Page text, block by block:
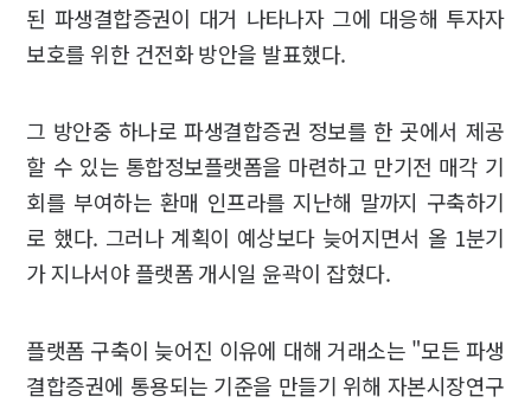
된 파생결합증권이 대거 나타나자 그에 대응해 투자자
보호를 위한 건전화 방안을 발표했다.
그 방안중 하나로 파생결합증권 정보를 한 곳에서 제공
할 수 있는 통합정보플랫폼을 마련하고 만기전 매각 기
회를 부여하는 환매 인프라를 지난해 말까지 구축하기
로 했다. 그러나 계획이 예상보다 늦어지면서 올 1분기
가 지나서야 플랫폼 개시일 윤곽이 잡혔다.
플랫폼 구축이 늦어진 이유에 대해 거래소는 "모든 파생
결합증권에 통용되는 기준을 만들기 위해 자본시장연구